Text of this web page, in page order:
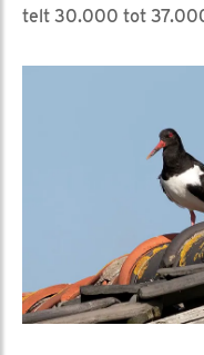
telt 30.000 tot